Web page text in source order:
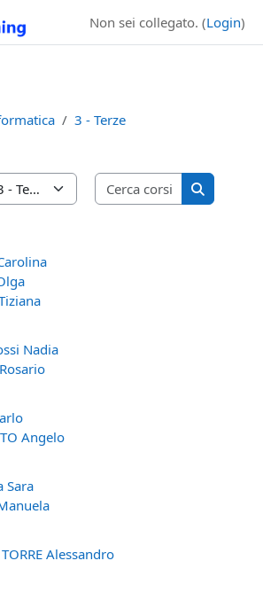
Non sei collegato. (Login)
3 - Terze
Cerca corsi
Cerca corsi
Nadia
Angelo
Sara
Alessandro